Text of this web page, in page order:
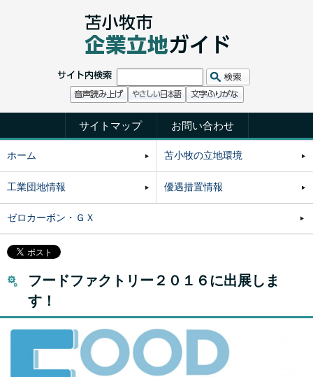
サイトマップ お問い合わせ
ホーム 苫小牧の立地環境
工業団地情報 優遇措置情報
ゼロカーボン・ＧＸ
フードファクトリー２０１６に出展しま
す！